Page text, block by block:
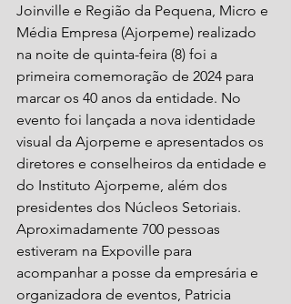
Joinville e Região da Pequena, Micro e
Média Empresa (Ajorpeme) realizado
na noite de quinta-feira (8) foi a
primeira comemoração de 2024 para
marcar os 40 anos da entidade. No
evento foi lançada a nova identidade
visual da Ajorpeme e apresentados os
diretores e conselheiros da entidade e
do Instituto Ajorpeme, além dos
presidentes dos Núcleos Setoriais.
Aproximadamente 700 pessoas
estiveram na Expoville para
acompanhar a posse da empresária e
organizadora de eventos, Patricia